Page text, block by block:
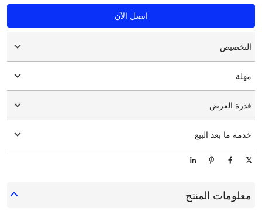
اتصل الآن
التخصيص
التعبئة والتغليف حسب الطلبمهلة
قدرة العرض
خدمة ما بعد البيع
معلومات المنتج